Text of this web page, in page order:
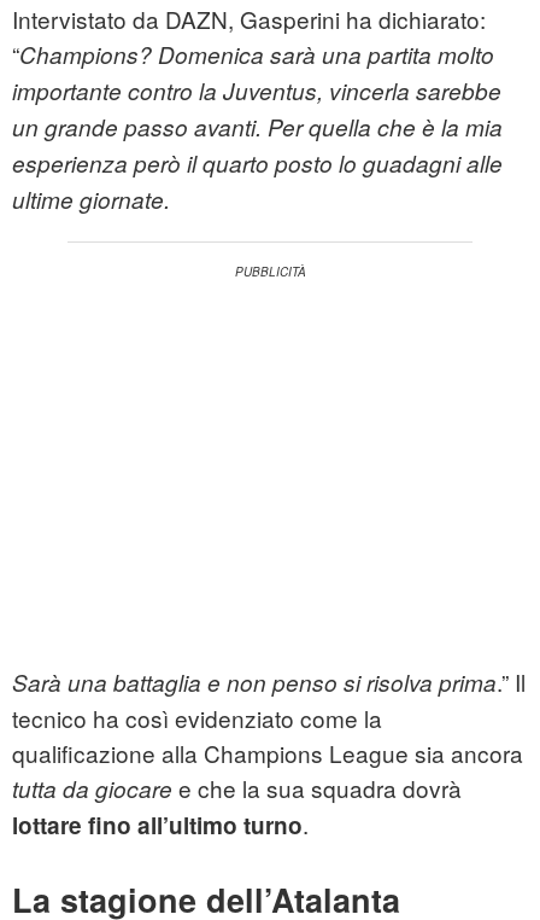
Intervistato da DAZN, Gasperini ha dichiarato:
“Champions? Domenica sarà una partita molto
importante contro la Juventus, vincerla sarebbe
un grande passo avanti. Per quella che è la mia
esperienza però il quarto posto lo guadagni alle
ultime giornate.
Sarà una battaglia e non penso si risolva prima.” Il
tecnico ha così evidenziato come la
qualificazione alla Champions League sia ancora
tutta da giocare e che la sua squadra dovrà
lottare fino all’ultimo turno.
La stagione dell’Atalanta